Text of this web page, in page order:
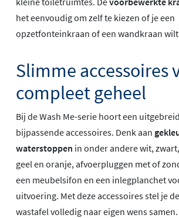
het eenvoudig om zelf te kiezen of je een
opzetfonteinkraan of een wandkraan
Slimme accessoires
compleet geheel
Bij de Wash Me-serie hoort een
bijpassende accessoires. Denk aan
waterstoppen in onder andere wit,
geel en oranje, afvoerpluggen met of
een meubelsifon en een inlegplanchet
uitvoering. Met deze accessoires stel je
wastafel volledig naar eigen wens